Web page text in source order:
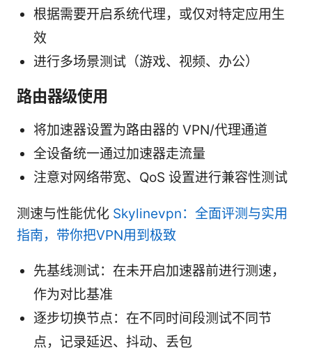
根据需要开启系统代理，或仅对特定应用生
效
进行多场景测试（游戏、视频、办公）
路由器级使用
将加速器设置为路由器的 VPN/代理通道
全设备统一通过加速器走流量
注意对网络带宽、QoS 设置进行兼容性测试
测速与性能优化 Skylinevpn：全面评测与实用
指南，带你把VPN用到极致
先基线测试：在未开启加速器前进行测速，
作为对比基准
逐步切换节点：在不同时间段测试不同节
点，记录延迟、抖动、丢包